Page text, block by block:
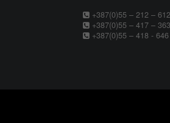
+387(0)55 – 212 – 612
+387(0)55 – 417 – 363
+387(0)55 – 418 - 646